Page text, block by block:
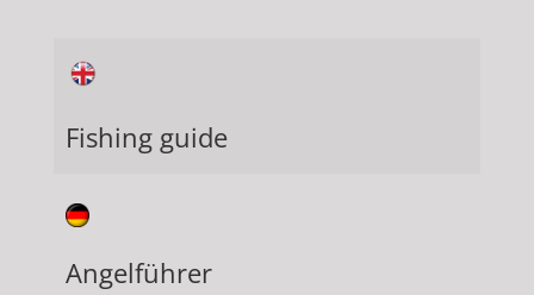
Fishing guide
Angelführer